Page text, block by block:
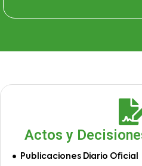
Actos y
Publicaciones Diario Oficial